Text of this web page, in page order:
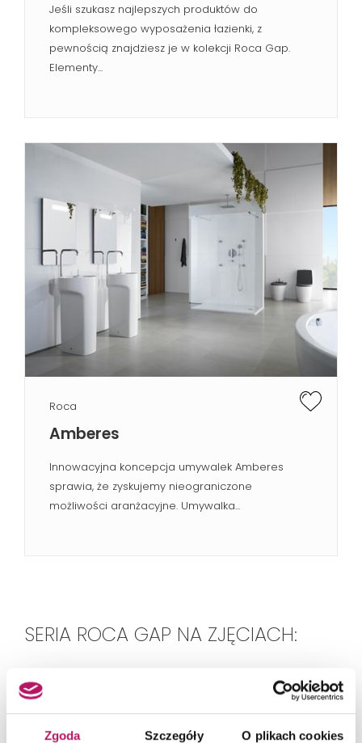
Zgoda Szczegóły O plikach cookies
Jeśli szukasz najlepszych produktów do
kompleksowego wyposażenia łazienki, z
pewnością znajdziesz je w kolekcji Roca Gap.
Elementy...
Roca
Amberes
Innowacyjna koncepcja umywalek Amberes
sprawia, że zyskujemy nieograniczone
możliwości aranżacyjne. Umywalka...
SERIA ROCA GAP NA ZJĘCIACH: